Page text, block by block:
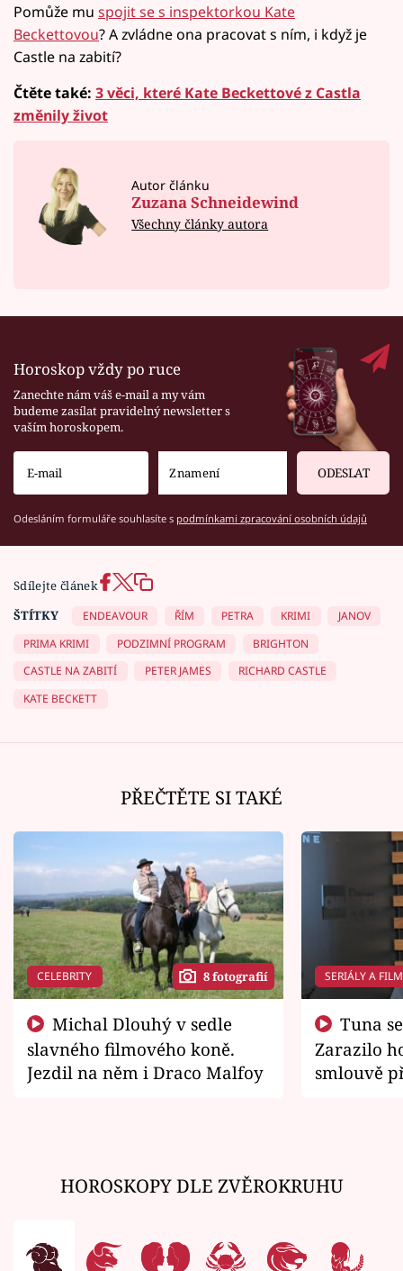
Pomůže mu spojit se s inspektorkou Kate
Beckettovou? A zvládne ona pracovat s ním, i když je
Castle na zabití?
Čtěte také: 3 věci, které Kate Beckettové z Castla
změnily život
Autor článku
Zuzana Schneidewind
Všechny články autora
Horoskop vždy po ruce
Zanechte nám váš e-mail a my vám
budeme zasílat pravidelný newsletter s
vaším horoskopem.
ODESLAT
Odesláním formuláře souhlasíte s podmínkami zpracování osobních údajů
Sdílejte článek
ŠTÍTKY
ENDEAVOUR ŘÍM PETRA KRIMI
JANOV
PRIMA KRIMI
PODZIMNÍ PROGRAM
BRIGHTON
CASTLE NA ZABITÍ
PETER JAMES
RICHARD CASTLE
KATE BECKETT
PŘEČTĚTE SI TAKÉ
CELEBRITY 8 fotografií
slavného filmového koně.
Jezdil na něm i Draco Malfoy
SERIÁLY A
Zarazilo
smlouvě
HOROSKOPY DLE ZVĚROKRUHU